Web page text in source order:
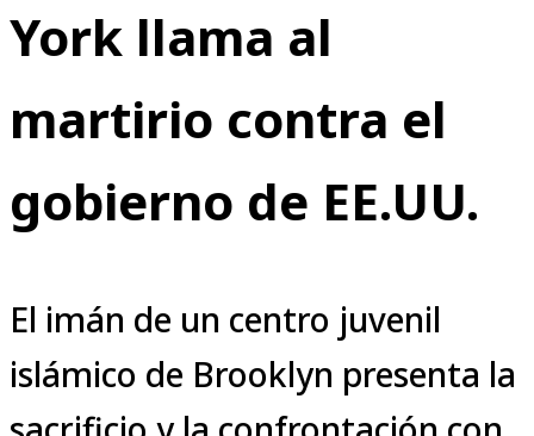
York llama al
martirio contra el
gobierno de EE.UU.
El imán de un centro juvenil
islámico de Brooklyn presenta la